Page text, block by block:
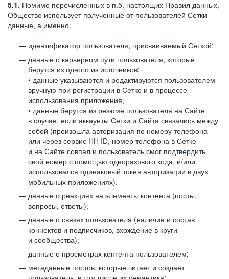
5.1. Помимо перечисленных в п.5. настоящих Правил данных,
Общество использует полученные от пользователей Сетки
данные, а именно:
идентификатор пользователя, присваиваемый Сеткой;
данные о карьерном пути пользователя, которые
берутся из одного из источников:
• данные указываются и редактируются пользователем
вручную при регистрации в Сетке и в процессе
использования приложения;
• данные берутся из резюме пользователя на Сайте
в случае, если аккаунты Сетки и Сайта связались между
собой (произошла авторизация по номеру телефона
или через сервис HH ID, номер телефона в Сетке
и на Сайте совпал и пользователь смог подтвердить
свой номер с помощью одноразового кода, и/или
использовался одинаковый токен авторизации в двух
мобильных приложениях).
данные о реакциях на элементы контента (посты,
вопросы, ответы);
данные о связях пользователя (наличие и состав
коннектов и подписчиков, вхождение в круги
и сообщества);
данные о просмотрах контента пользователем;
метаданные постов, которые читает и создает